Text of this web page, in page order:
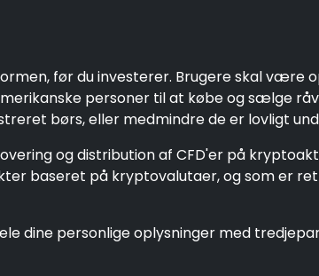
før du investerer. Brugere skal
personer til at købe og sælge
børs, eller medmindre de er lovligt
og distribution af CFD'er på
baseret på kryptovalutaer, og som er
dine personlige oplysninger med